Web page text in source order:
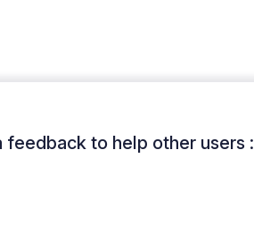
feedback to help other users :